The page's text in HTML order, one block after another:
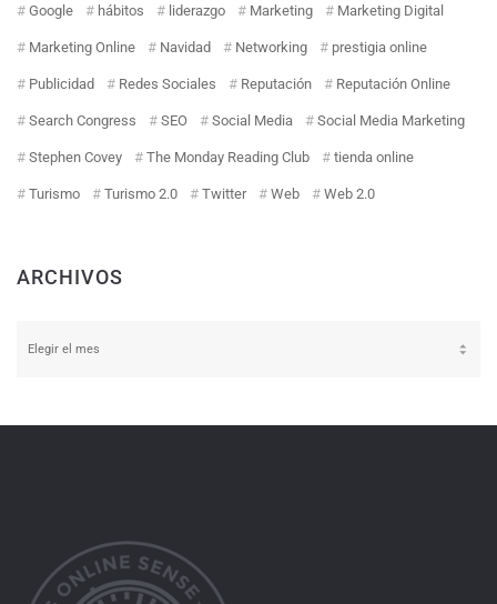
Google hábitos liderazgo Marketing Marketing Digital
Marketing Online Navidad Networking prestigia online
Publicidad Redes Sociales Reputación Reputación Online
Search Congress SEO Social Media Social Media Marketing
Stephen Covey The Monday Reading Club tienda online
Turismo Turismo 2.0 Twitter Web Web 2.0
ARCHIVOS